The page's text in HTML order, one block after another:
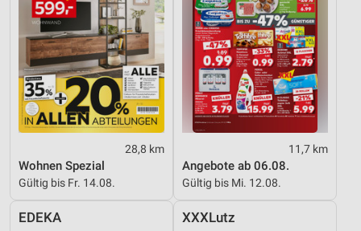
28,8 km
Wohnen Spezial
Gültig bis Fr. 14.08.
11,7 km
Angebote ab 06.08.
Gültig bis Mi. 12.08.
EDEKA XXXLutz